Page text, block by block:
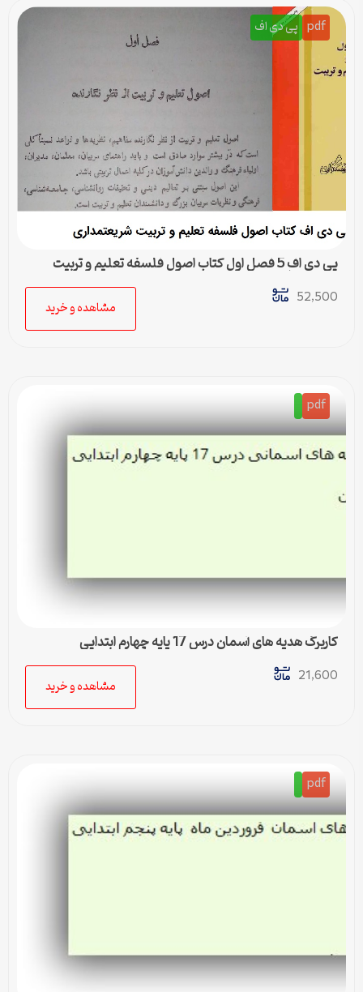
pdf پی دی اف
پی دی اف 5 فصل اول کتاب اصول فلسفه تعلیم و تربیت
52,500
مشاهده و خرید
pdf
کاربرگ هدیه های آسمان درس 17 پایه چهارم ابتدایی
21,600
مشاهده و خرید
pdf